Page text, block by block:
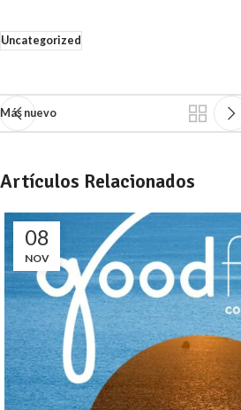
Uncategorized
Más nuevo
Artículos Relacionados
08
NOV